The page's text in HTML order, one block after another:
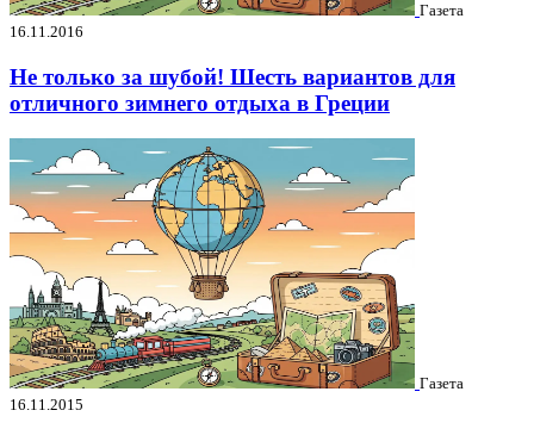
Газета
16.11.2016
Не только за шубой! Шесть вариантов для
отличного зимнего отдыха в Греции
Газета
16.11.2015